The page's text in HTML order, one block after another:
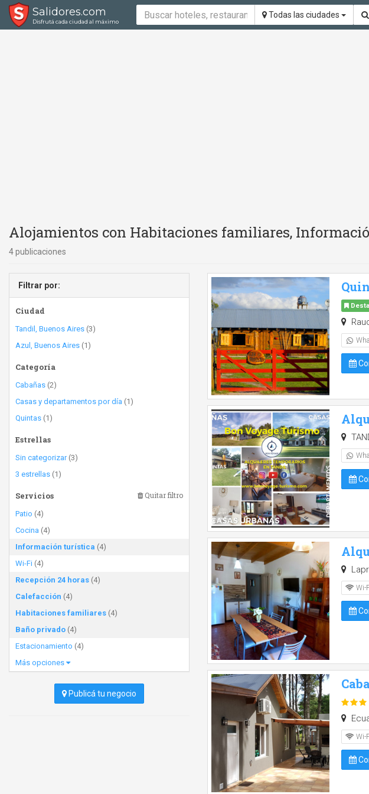
Salidores.com
Disfrutá cada ciudad al máximo
Todas las ciudades
Alojamientos con Habitaciones familiares,
4 publicaciones
Filtrar por:
Ciudad
Tandil, Buenos Aires (3)
Azul, Buenos Aires (1)
Categoría
Cabañas (2)
Casas y departamentos por día (1)
Quintas (1)
Estrellas
Sin categorizar(3)
3 estrellas (1)
Servicios Quitar filtro
Patio (4)
Cocina (4)
Información turística (4)
Wi-Fi (4)
Recepción 24 horas (4)
Calefacción (4)
Habitaciones familiares (4)
Baño privado (4)
Estacionamiento (4)
Más opciones
Publicá tu negocio
Wi-
Wi-